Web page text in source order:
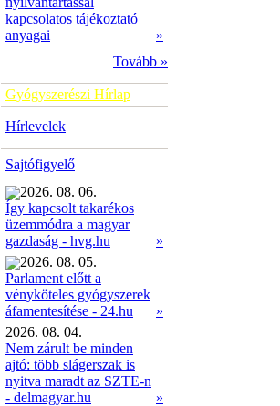
kapcsolatos tájékoztató
anyagai
»
Tovább »
Gyógyszerészi Hírlap
Hírlevelek
Sajtófigyelő
2026. 08. 06.
Így kapcsolt takarékos
üzemmódra a magyar
gazdaság - hvg.hu
»
2026. 08. 05.
Parlament előtt a
vényköteles gyógyszerek
áfamentesítése - 24.hu
»
2026. 08. 04.
Nem zárult be minden
ajtó: több slágerszak is
nyitva maradt az SZTE-n
- delmagyar.hu
»